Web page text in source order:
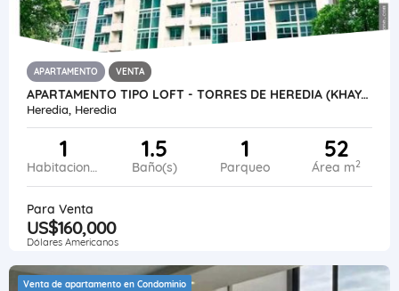
APARTAMENTO VENTA
APARTAMENTO TIPO LOFT - TORRES DE HEREDIA (KHAYA RUTA 1)
Heredia, Heredia
1
Habitaciones
1.5
Baño(s)
1
Parqueo
52
Área m2
Para Venta
US$160,000
Dólares Americanos
Venta de apartamento en Condominio